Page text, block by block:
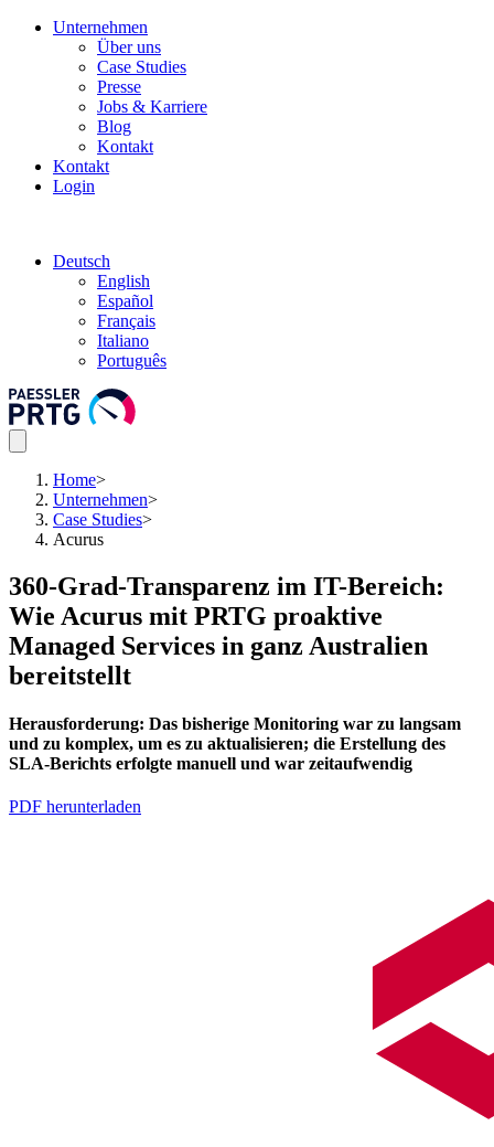
Unternehmen
Über uns
Case Studies
Presse
Jobs & Karriere
Blog
Kontakt
Kontakt
Login
Deutsch
English
Español
Français
Italiano
Português
Home>
Unternehmen>
Case Studies>
Acurus
360-Grad-Transparenz im IT-Bereich:
Wie Acurus mit PRTG proaktive
Managed Services in ganz Australien
bereitstellt
Herausforderung: Das bisherige Monitoring war zu langsam
und zu komplex, um es zu aktualisieren; die Erstellung des
SLA-Berichts erfolgte manuell und war zeitaufwendig
PDF herunterladen